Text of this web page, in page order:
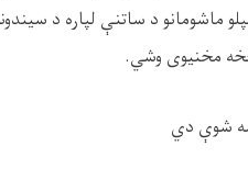
ماشومانو د ساتنې لپاره د
څخه مخنیوی وشي.
شوې دي